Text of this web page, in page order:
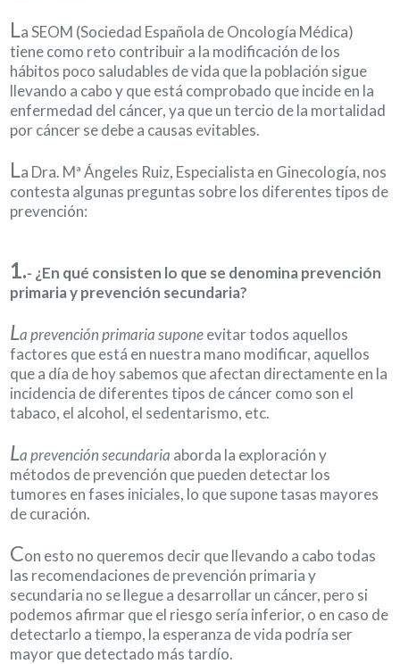
La SEOM (Sociedad Española de Oncología Médica)
tiene como reto contribuir a la modificación de los
hábitos poco saludables de vida que la población sigue
llevando a cabo y que está comprobado que incide en la
enfermedad del cáncer, ya que un tercio de la mortalidad
por cáncer se debe a causas evitables.
La Dra. Mª Ángeles Ruiz, Especialista en Ginecología, nos
contesta algunas preguntas sobre los diferentes tipos de
prevención:
1.- ¿En qué consisten lo que se denomina prevención
primaria y prevención secundaria?
La prevención primaria suponeevitar todos aquellos
factores que está en nuestra mano modificar, aquellos
que a día de hoy sabemos que afectan directamente en la
incidencia de diferentes tipos de cáncer como son el
tabaco, el alcohol, el sedentarismo, etc.
La prevención secundaria aborda la exploración y
métodos de prevención que pueden detectar los
tumores en fases iniciales, lo que supone tasas mayores
de curación.
Con esto no queremos decir que llevando a cabo todas
las recomendaciones de prevención primaria y
secundaria no se llegue a desarrollar un cáncer, pero si
podemos afirmar que el riesgo sería inferior, o en caso de
detectarlo a tiempo, la esperanza de vida podría ser
mayor que detectado más tardío.